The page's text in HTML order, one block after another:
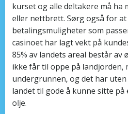
kurset og alle deltakere må ha
eller nettbrett. Sørg også for at
betalingsmuligheter som
casinoet har lagt vekt på
85% av landets areal består av
ikke får til oppe på landjorden,
undergrunnen, og det har
landet til gode å kunne sitte på
olje.